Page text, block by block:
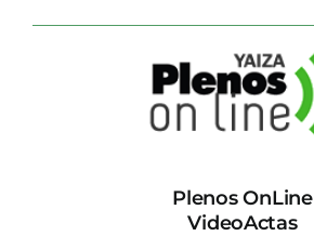
Plenos OnLine
VideoActas